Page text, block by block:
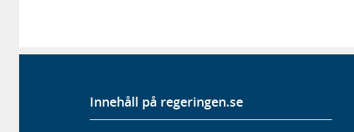
Innehåll på regeringen.se